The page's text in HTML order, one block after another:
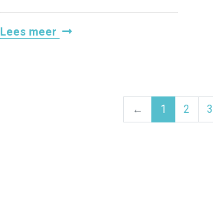
Lees meer
← Vorige pagina
1 2 3